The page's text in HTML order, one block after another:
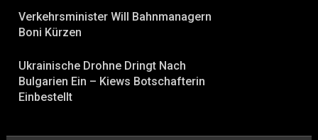
Verkehrsminister Will Bahnmanagern
Boni Kürzen
Ukrainische Drohne Dringt Nach
Bulgarien Ein – Kiews Botschafterin
Einbestellt